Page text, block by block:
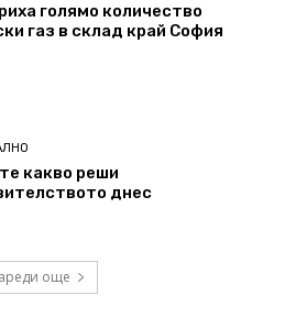
голямо количество
газ в склад край София
какво реши
днес
още